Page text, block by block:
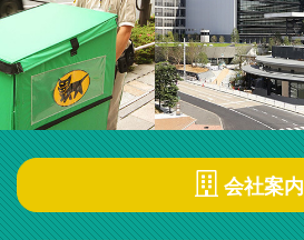
会社案内